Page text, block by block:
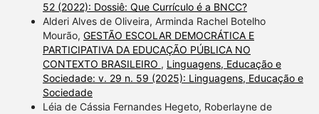
52 (2022): Dossiê: Que Currículo é a BNCC?
Alderi Alves de Oliveira, Arminda Rachel Botelho
Mourão, GESTÃO ESCOLAR DEMOCRÁTICA E
PARTICIPATIVA DA EDUCAÇÃO PÚBLICA NO
CONTEXTO BRASILEIRO , Linguagens, Educação e
Sociedade: v. 29 n. 59 (2025): Linguagens, Educação e
Sociedade
Léia de Cássia Fernandes Hegeto, Roberlayne de